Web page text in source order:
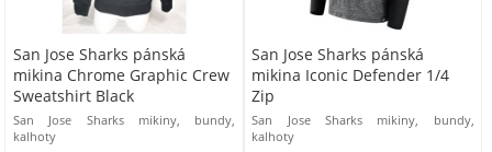
San Jose Sharks pánská
mikina Chrome Graphic Crew
Sweatshirt Black
San Jose Sharks mikiny, bundy,
kalhoty
San Jose Sharks pánská
mikina Iconic Defender 1/4
Zip
San Jose Sharks mikiny, bundy,
kalhoty